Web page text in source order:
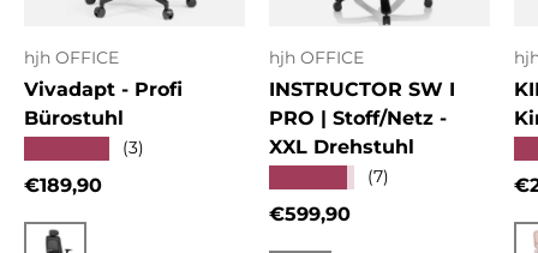
hjh OFFICE
Vivadapt - Profi
Bürostuhl
(3)
Normaler Preis
€189,90
hjh OFFICE
INSTRUCTOR SW I
PRO | Stoff/Netz -
XXL Drehstuhl
(7)
Normaler Preis
€599,90